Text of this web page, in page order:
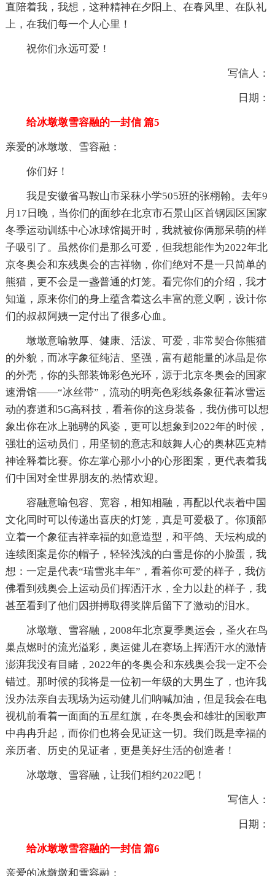
直陪着我，我想，这种精神在夕阳上、在春风里、在队礼
上，在我们每一个人心里！
祝你们永远可爱！
写信人：
日期：
给冰墩墩雪容融的一封信 篇5
亲爱的冰墩墩、雪容融：
你们好！
我是安徽省马鞍山市采秣小学505班的张栩翰。去年9
月17日晚，当你们的面纱在北京市石景山区首钢园区国家
冬季运动训练中心冰球馆揭开时，我就被你俩那呆萌的样
子吸引了。虽然你们是那么可爱，但我想能作为2022年北
京冬奥会和东残奥会的吉祥物，你们绝对不是一只简单的
熊猫，更不会是一盏普通的灯笼。看完你们的介绍，我才
知道，原来你们的身上蕴含着这么丰富的意义啊，设计你
们的叔叔阿姨一定付出了很多心血。
墩墩意喻敦厚、健康、活泼、可爱，非常契合你熊猫
的外貌，而冰字象征纯洁、坚强，富有超能量的冰晶是你
的外壳，你的头部装饰彩色光环，源于北京冬奥会的国家
速滑馆——“冰丝带”，流动的明亮色彩线条象征着冰雪运
动的赛道和5G高科技，看着你的这身装备，我仿佛可以想
象出你在冰上驰骋的风姿，更可以想象到2022年的时候，
强壮的运动员们，用坚韧的意志和鼓舞人心的奥林匹克精
神诠释着比赛。你左掌心那小小的心形图案，更代表着我
们中国对全世界朋友的.热情欢迎。
容融意喻包容、宽容，相知相融，再配以代表着中国
文化同时可以传递出喜庆的灯笼，真是可爱极了。你顶部
立着一个象征吉祥幸福的如意造型，和平鸽、天坛构成的
连续图案是你的帽子，轻轻浅浅的白雪是你的小脸蛋，我
想：一定是代表“瑞雪兆丰年”，看着你可爱的样子，我仿
佛看到残奥会上运动员们挥洒汗水，全力以赴的样子，我
甚至看到了他们因拼搏取得奖牌后留下了激动的泪水。
冰墩墩、雪容融，2008年北京夏季奥运会，圣火在鸟
巢点燃时的流光溢彩，奥运健儿在赛场上挥洒汗水的激情
澎湃我没有目睹，2022年的冬奥会和东残奥会我一定不会
错过。那时候的我将是一位初一年级的大男生了，也许我
没办法亲自去现场为运动健儿们呐喊加油，但是我会在电
视机前看着一面面的五星红旗，在冬奥会和雄壮的国歌声
中冉冉升起，而你们也将会见证这一切。我们既是幸福的
亲历者、历史的见证者，更是美好生活的创造者！
冰墩墩、雪容融，让我们相约2022吧！
写信人：
日期：
给冰墩墩雪容融的一封信 篇6
亲爱的冰墩墩和雪容融：